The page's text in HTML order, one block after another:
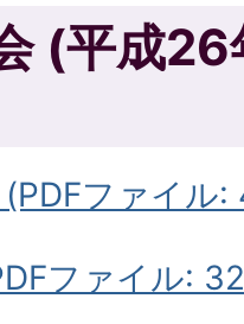
(平成
ファイル:
ファイル: